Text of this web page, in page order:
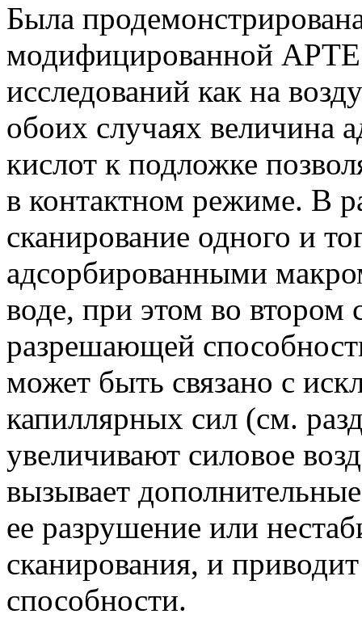
Была
модифицированной
исследований как на
обоих случаях величина
кислот к подложке
в контактном режиме. В
сканирование одного и
адсорбированными
воде, при этом во втором
разрешающей
может быть связано с
капиллярных сил (см.
увеличивают силовое
вызывает
ее разрушение или
сканирования, и
способности.